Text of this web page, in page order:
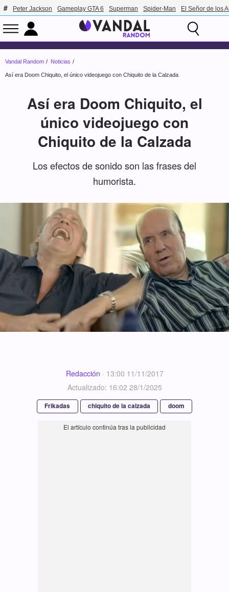
Peter Jackson Gameplay GTA 6 Superman Spider-Man El Señor de los
Vandal Random Noticias
Así era Doom Chiquito, el único videojuego con Chiquito de la Calzada
Así era Doom Chiquito, el
único videojuego con
Chiquito de la Calzada
Los efectos de sonido son las frases del
humorista.
Redacción · 13:00 11/11/2017
Actualizado: 16:02 28/1/2025
Frikadas chiquito de la calzada doom